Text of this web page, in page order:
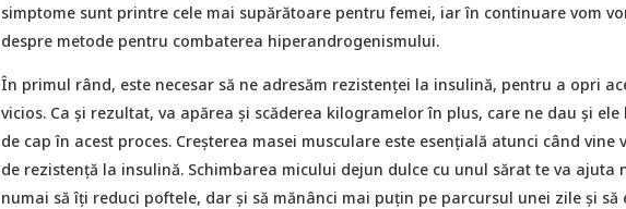
simptome sunt printre cele mai supărătoare pentru femei, iar în continuare vom
despre metode pentru combaterea hiperandrogenismului.
În primul rând, este necesar să ne adresăm rezistenței la insulină, pentru a opri
vicios. Ca și rezultat, va apărea și scăderea kilogramelor în plus, care ne dau și ele
de cap în acest proces. Creșterea masei musculare este esențială atunci când vine
de rezistență la insulină. Schimbarea micului dejun dulce cu unul sărat te va ajuta
numai să îți reduci poftele, dar și să mănânci mai puțin pe parcursul unei zile și să